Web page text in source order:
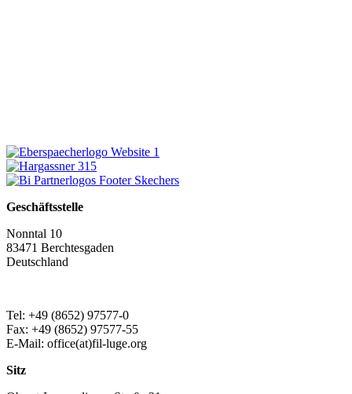
Geschäftsstelle
Nonntal 10
83471 Berchtesgaden
Deutschland
Tel: +49 (8652) 97577-0
Fax: +49 (8652) 97577-55
E-Mail: office(at)fil-luge.org
Sitz